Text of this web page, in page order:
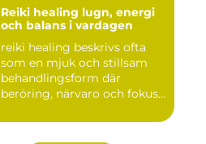
Reiki healing lugn, energi
och balans i vardagen
reiki healing beskrivs ofta
som en mjuk och stillsam
behandlingsform där
beröring, närvaro och fokus...